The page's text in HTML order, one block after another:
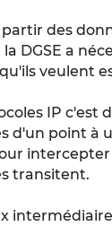
des
DGSE a
veulent
IP c'est
d'un point à
transitent.